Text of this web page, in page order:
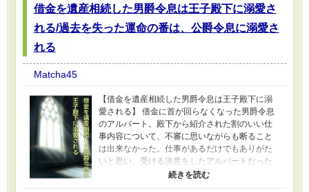
借金を遺産相続した男爵令息は王子殿下に溺愛さ
れる/過去を失った運命の番は、公爵令息に溺愛さ
れる
Matcha45
【借金を遺産相続した男爵令息は王子殿下に溺
愛される】 借金に首が回らなくなった男爵令息
のアルバート。殿下から紹介された割のいい仕
事内容について、不審に思いながらも断ること
は出来なかった。仕事があるだけでもありがた
いと思い、受ける決意をしたアルバートだった
が、仕事内容は思ってもみない内容で･･････。